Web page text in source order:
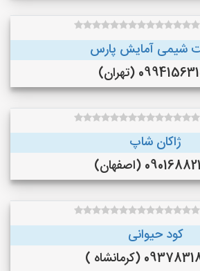
شیمی آمایش پارس
(تهران)
ژاکان شاپ
(اصفهان)
کود حیوانی
(کرمانشاه )